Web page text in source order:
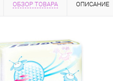
ОБЗОР ТОВАРА ОПИСАНИЕ